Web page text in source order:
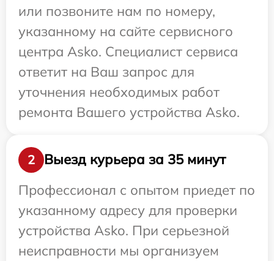
или позвоните нам по номеру,
указанному на сайте сервисного
центра Asko. Специалист сервиса
ответит на Ваш запрос для
уточнения необходимых работ
ремонта Вашего устройства Asko.
2
Выезд курьера за 35 минут
Профессионал с опытом приедет по
указанному адресу для проверки
устройства Asko. При серьезной
неисправности мы организуем